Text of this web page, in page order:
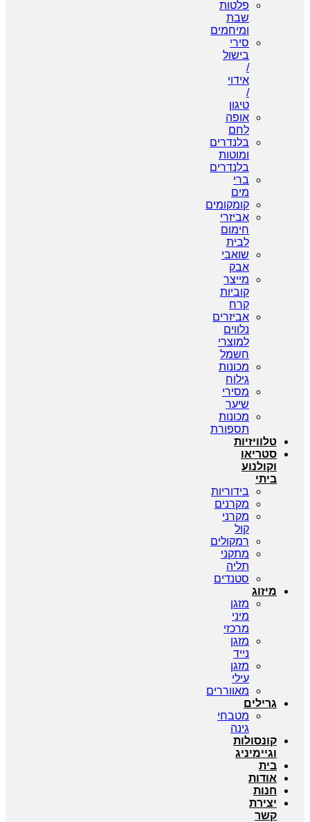
פלטות
שבת
ומיחמים
סירי
בישול
/
אידוי
/
טיגון
אופה
לחם
בלנדרים
ומוטות
בלנדרים
ברי
מים
קומקומים
אביזרי
חימום
לבית
שואבי
אבק
מייצר
קוביות
קרח
אביזרים
נלווים
למוצרי
חשמל
מכונות
גילוח
מסירי
שיער
מכונות
תספורת
טלוויזיות
סטריאו
וקולנוע
ביתי
בידוריות
מקרנים
מקרני
קול
רמקולים
מתקני
תליה
סטנדים
מיזוג
מזגן
מיני
מרכזי
מזגן
נייד
מזגן
עילי
מאווררים
גרילים
מטבחי
גינה
קונסולות
וגיימיניג
בית
אודות
חנות
יצירת
קשר